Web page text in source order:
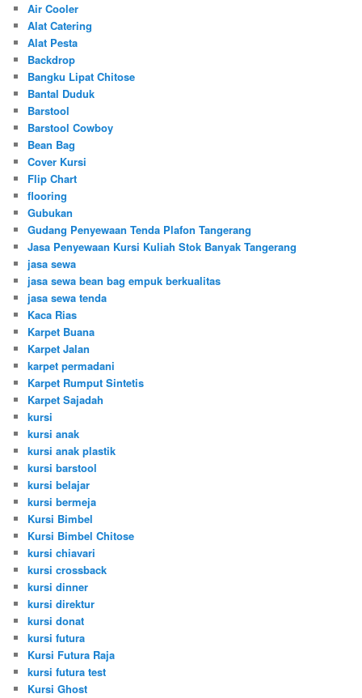
Air Cooler
Alat Catering
Alat Pesta
Backdrop
Bangku Lipat Chitose
Bantal Duduk
Barstool
Barstool Cowboy
Bean Bag
Cover Kursi
Flip Chart
flooring
Gubukan
Gudang Penyewaan Tenda Plafon Tangerang
Jasa Penyewaan Kursi Kuliah Stok Banyak Tangerang
jasa sewa
jasa sewa bean bag empuk berkualitas
jasa sewa tenda
Kaca Rias
Karpet Buana
Karpet Jalan
karpet permadani
Karpet Rumput Sintetis
Karpet Sajadah
kursi
kursi anak
kursi anak plastik
kursi barstool
kursi belajar
kursi bermeja
Kursi Bimbel
Kursi Bimbel Chitose
kursi chiavari
kursi crossback
kursi dinner
kursi direktur
kursi donat
kursi futura
Kursi Futura Raja
kursi futura test
Kursi Ghost